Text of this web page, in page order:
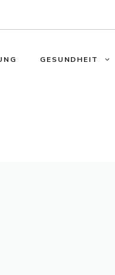
GESUNDHEIT